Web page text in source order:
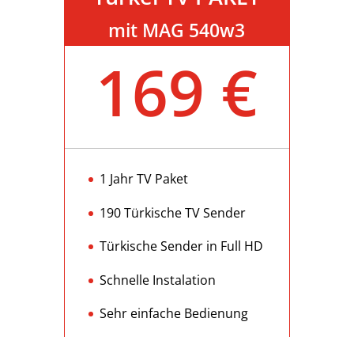
mit MAG 540w3
169 €
1 Jahr TV Paket
190 Türkische TV Sender
Türkische Sender in Full HD
Schnelle Instalation
Sehr einfache Bedienung